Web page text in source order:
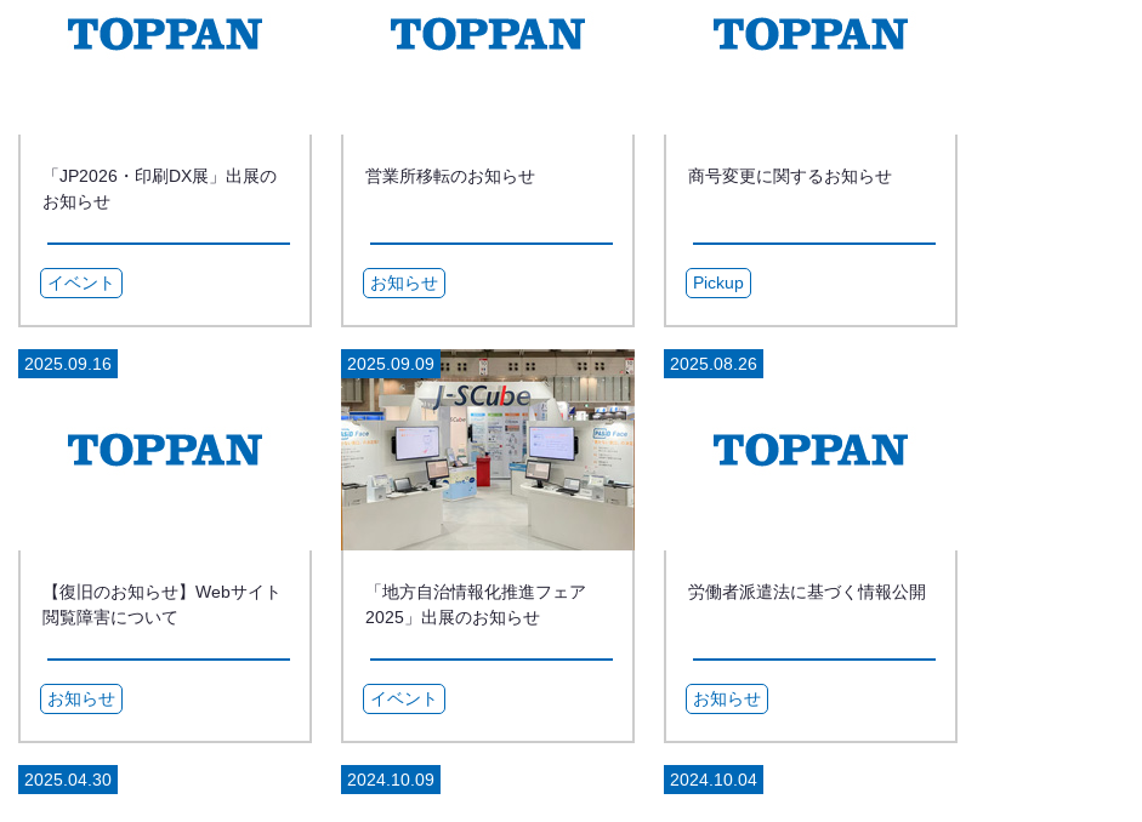
「JP2026・印刷DX展」出展の
お知らせ
イベント
営業所移転のお知らせ
お知らせ
商号変更に関するお知らせ
Pickup
2025.09.16
【復旧のお知らせ】Webサイト
閲覧障害について
お知らせ
2025.09.09
「地方自治情報化推進フェア
2025」出展のお知らせ
イベント
2025.08.26
労働者派遣法に基づく情報公開
お知らせ
2025.04.30 2024.10.09 2024.10.04